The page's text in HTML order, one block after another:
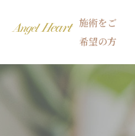
カウンセリングをご希望の方
施術をご
希望の方